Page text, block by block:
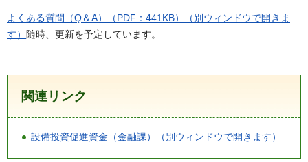
よくある質問（Q＆A）（PDF：441KB）（別ウィンドウで開きま
す） 随時、更新を予定しています。
関連リンク
設備投資促進資金（金融課）（別ウィンドウで開きます）